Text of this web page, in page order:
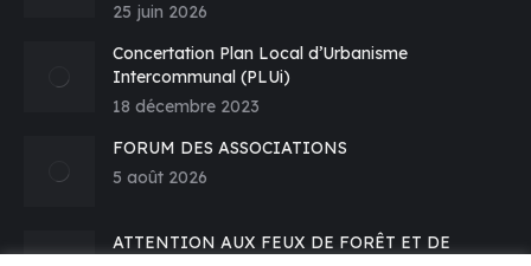
dans
nouvelle
fenêtre
25 juin 2026
Concertation Plan Local d’Urbanisme
Intercommunal (PLUi)
18 décembre 2023
FORUM DES ASSOCIATIONS
5 août 2026
ATTENTION AUX FEUX DE FORÊT ET DE